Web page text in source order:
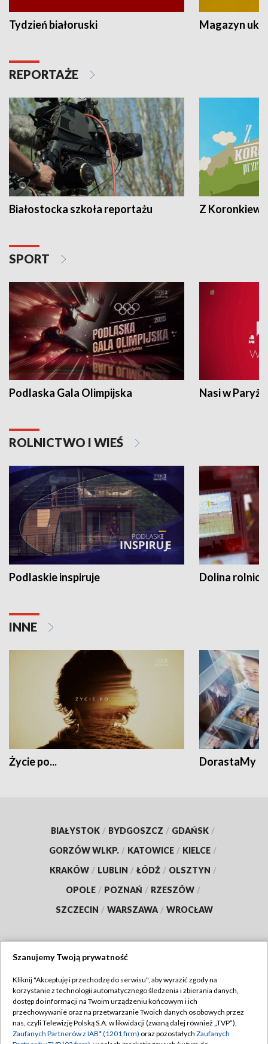
Tydzień białoruski Magazyn
REPORTAŻE
Białostocka szkoła reportażu Z
SPORT
Podlaska Gala Olimpijska Nasi w Paryżu
ROLNICTWO I WIEŚ
Podlaskie inspiruje Dolina
INNE
Życie po... DorastaMy
BIAŁYSTOK / BYDGOSZCZ / GDAŃSK /
GORZÓW WLKP. / KATOWICE / KIELCE /
KRAKÓW / LUBLIN / ŁÓDŹ / OLSZTYN /
OPOLE / POZNAŃ / RZESZÓW /
SZCZECIN / WARSZAWA / WROCŁAW
TVP
Abonament TVP
Emisja w TVP
Regulamin TVP
Polityka prywatności
Szanujemy Twoją prywatność
Kliknij "Akceptuję i przechodzę do serwisu", aby wyrazić zgody na
korzystanie z technologii automatycznego śledzenia i zbierania danych,
dostęp do informacji na Twoim urządzeniu końcowym i ich
przechowywanie oraz na przetwarzanie Twoich danych osobowych przez
nas, czyli Telewizję Polską S.A. w likwidacji (zwaną dalej również „TVP”),
Zaufanych Partnerów z IAB* (1201 firm) oraz pozostałych Zaufanych